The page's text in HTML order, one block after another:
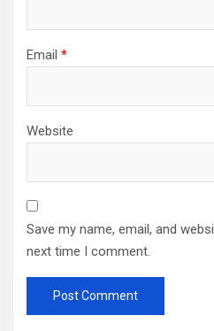
Email *
Website
Save my name, email, and
next time I comment.